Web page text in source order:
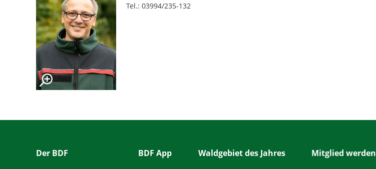
Tel.: 03994/235-132
Der BDF BDF App Waldgebiet des Jahres Mitglied werden